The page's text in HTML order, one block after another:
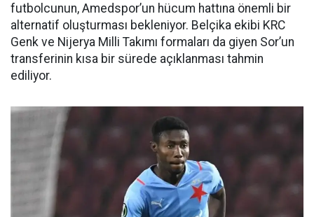
futbolcunun, Amedspor’un hücum hattına önemli bir
alternatif oluşturması bekleniyor. Belçika ekibi KRC
Genk ve Nijerya Milli Takımı formaları da giyen Sor’un
transferinin kısa bir sürede açıklanması tahmin
ediliyor.